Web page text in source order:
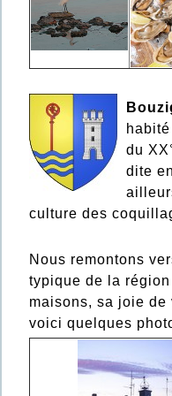
du
dite
culture des
Nous remontons
typique de la
maisons, sa joie de
voici quelques